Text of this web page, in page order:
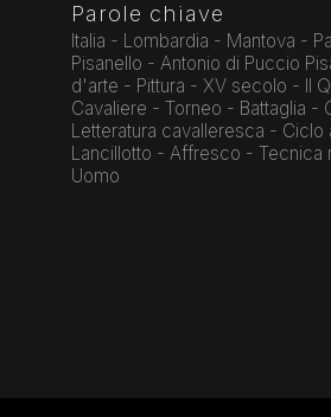
Parole chiave
Italia - Lombardia - Mantova -
Pisanello - Antonio di Puccio
d'arte - Pittura - XV secolo - Il
Cavaliere - Torneo - Battaglia -
Letteratura cavalleresca - Ciclo
Lancillotto - Affresco - Tecnica
Uomo